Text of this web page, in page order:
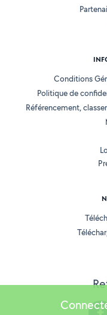
Conditions
Politique de
Référencement,